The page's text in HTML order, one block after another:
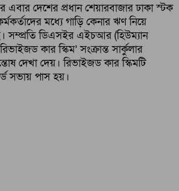
এবার দেশের প্রধান শেয়ারবাজার ঢাকা স্টক
মধ্যে গাড়ি কেনার ঋণ নিয়ে
সম্প্রতি ডিএসইর এইচআর (হিউম্যান
কার স্কিম’ সংক্রান্ত সার্কুলার
দেখা দেয়। রিভাইজড কার স্কিমটি
সভায় পাস হয়।